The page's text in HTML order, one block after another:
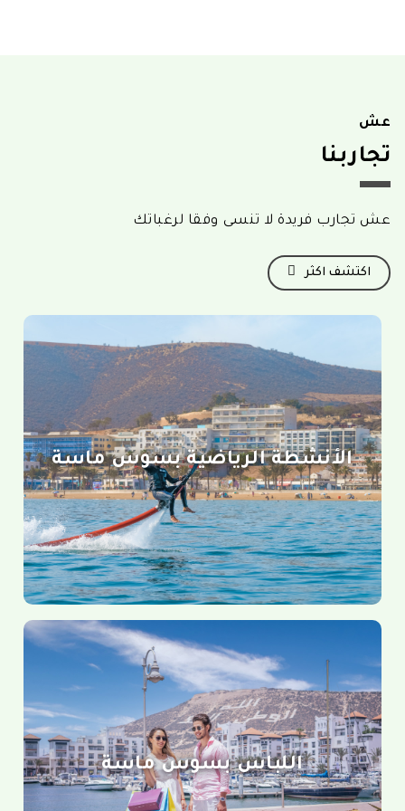
عش
تجاربنا
عش تجارب فريدة لا تنسى وفقا لرغباتك
اكتشف اكثر
الأنشطة الرياضية بسوس ماسة
اللباس بسوس ماسة